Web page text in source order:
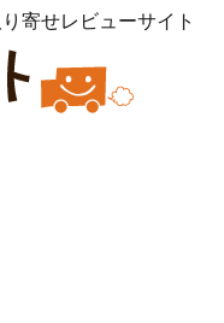
寄せレビューサイト